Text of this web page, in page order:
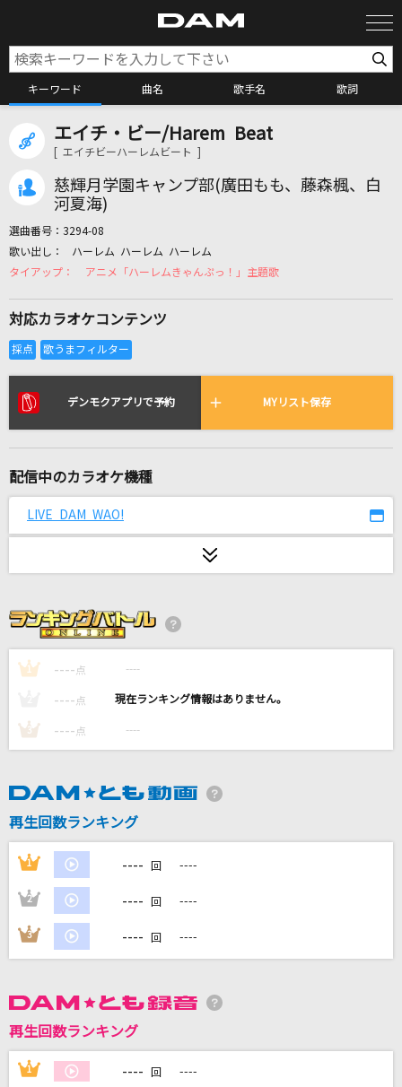
キーワード 曲名 歌手名 歌詞
カラオケ検索
カラオケ店舗検索
カラオケリクエスト
全国りれき
BOW AND ARROW(「メダリスト」アニメバー
ジョン)
米津玄師
チャンピオンロード
んだほ & ぺけたん from Fischer's
The Everlasting Guilty Crown
ミックスナッツ
Official髭男dism
ZARD
sumika
[生音]366日
HY
TENRIN
[生音]TSUNAMI
サザンオールスターズ
エイチ・ビー/Harem Beat
[ エイチビーハーレムビート ]
慈輝月学園キャンプ部(廣田もも、藤森楓、白
河夏海)
選曲番号： 3294-08
ハーレム ハーレム ハーレム
アニメ「ハーレムきゃんぷっ！」主題歌
対応カラオケコンテンツ
デンモクアプリで予約 MYリスト保存
配信中のカラオケ機種
LIVE DAM WAO!
1 ---- 点 ----
---- 点 ----
3 ---- 点 ----
再生回数ランキング
1 ---- 回 ----
2 ---- 回 ----
3 ---- 回 ----
再生回数ランキング
1 ---- 回 ----